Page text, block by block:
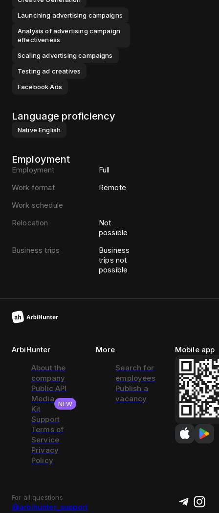
Launching advertising campaigns
Analysis of advertising campaign
effectiveness
Scaling advertising campaigns
Testing ad creatives
Facebook Ads
Language proficiency
Native English
Employment
Employment
Full
Work format
Remote
Work schedule
Relocation
Not
possible
Business trips
Business
trips not
possible
ArbiHunter
About the
company
Public API
Media
Kit
NEW
Support
Terms of
Service
Privacy
Policy
More
Search for
employees
Publish a
vacancy
Mobile app
For all questions
@arbihunter_support